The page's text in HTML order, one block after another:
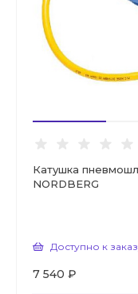
Катушка
NORDBERG
Доступно к
7 540 ₽